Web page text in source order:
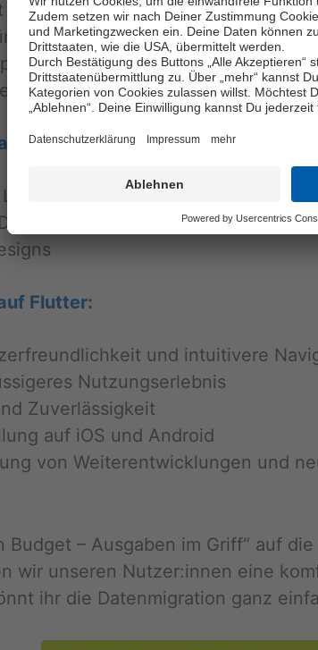
– Aus­ga­ben im Griff“ sind im
un­se­rer Nut­zer:innen
am De­sign sowie die
für eine fle­xi­ble­re und
und Dark-Mo­de
und Eng­lisch)
Flut­ter:
und in­tui­ti­ve­re
Nut­zungs­er­leb­nis
Zu­ver­läs­sig­keit
auf iOS und An­dro­id
von Wei­ter­ent­wick­lun­gen und
Bud­get – Aus­ga­ben im Griff“ auf
wir un­se­ren Nut­zer:innen eine
ihr die Da­ten­mi­gra­ti­on ganz